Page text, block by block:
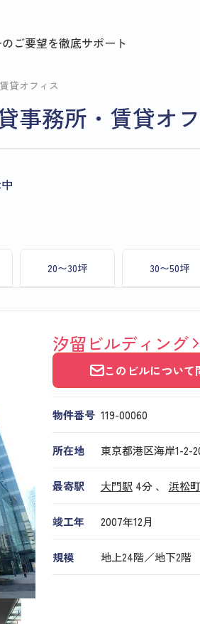
ご要望を徹底サポート
貸オフィス
事務所・賃貸オ
20〜30坪 30〜50坪
汐留ビルディング
このビルについて
物件番号 119​-​00060
所在地 東京都港区海岸1-2-
最寄駅 大門駅4分 、 浜松
竣工年 2007年12月
規模 地上24階／地下2階